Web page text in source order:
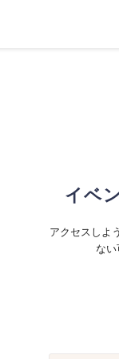
イベ
アクセスしよ
な